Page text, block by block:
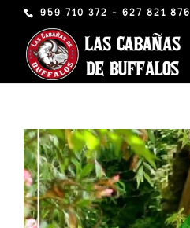
959 710 372 - 627 821 876